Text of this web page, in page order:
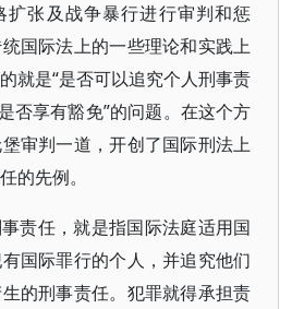
扩张及战争暴行进行审判和惩
国际法上的一些理论和实践上
就是“是否可以追究个人刑事责
否享有豁免”的问题。在这个方
审判一道，开创了国际刑法上
的先例。
责任，就是指国际法庭适用国
国际罪行的个人，并追究他们
的刑事责任。犯罪就得承担责